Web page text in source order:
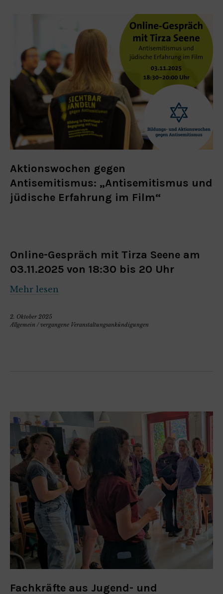
Aktionswochen gegen
Antisemitismus: „Antisemitismus und
jüdische Erfahrung im Film“
Online-Gespräch mit Tirza Seene am
03.11.2025 von 18:30 bis 20 Uhr
Mehr lesen
2. Oktober 2025
Allgemein /vergangene Veranstaltungsankündigungen
Fachkräfte aus Jugend- und